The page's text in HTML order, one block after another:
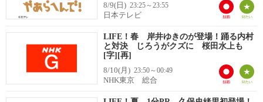
8/9(日) 23:25～23:55
日本テレビ
LIFE！春 岸井ゆきのが登場！踊る内村
と対決 じろうがクズに 桜田水上も
[字][再]
8/10(月) 23:50～00:49
NHK東京 総合